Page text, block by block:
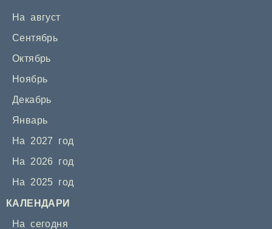
На август
Сентябрь
Октябрь
Ноябрь
Декабрь
Январь
На 2027 год
На 2026 год
На 2025 год
КАЛЕНДАРИ
На сегодня